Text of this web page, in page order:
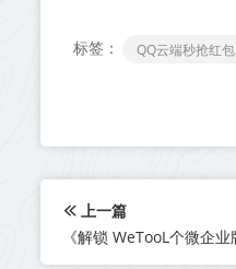
标签： QQ云端秒抢红包
上一篇